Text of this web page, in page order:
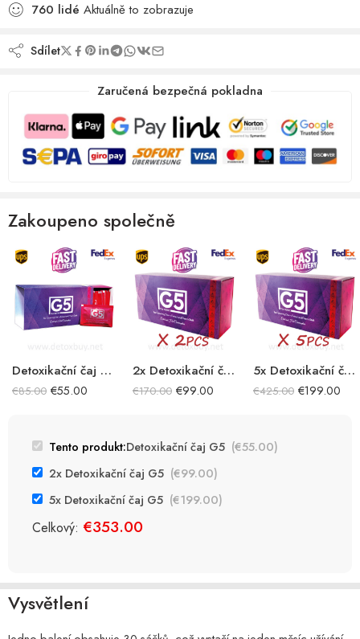
760 lidé Aktuálně to zobrazuje
Sdílet
Zaručená bezpečná pokladna
Zakoupeno společně
Detoxikační čaj G5
€85.00 €55.00
2x Detoxikační čaj G5
€170.00 €99.00
5x Detoxikační čaj G5
€425.00 €199.00
Tento produkt:Detoxikační čaj G5 (€55.00)
2x Detoxikační čaj G5 (€99.00)
5x Detoxikační čaj G5 (€199.00)
Celkový: €353.00
Vysvětlení